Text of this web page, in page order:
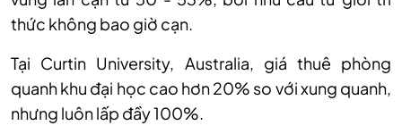
thức không bao giờ cạn.
Tại Curtin University, Australia, giá thuê phòng
quanh khu đại học cao hơn 20% so với xung quanh,
nhưng luôn lấp đầy 100%.